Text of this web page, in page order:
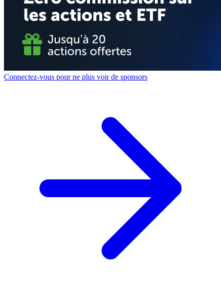
Connectez-vous pour ne plus voir de sponsors